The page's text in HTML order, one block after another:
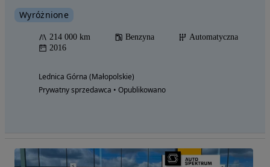
Wyróżnione
214 000 km Benzyna
Automatyczna
2016
Lednica Górna (Małopolskie)
Prywatny sprzedawca • Opublikowano